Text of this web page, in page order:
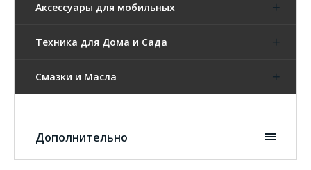
Аксессуары для мобильных
Техника для Дома и Сада
Смазки и Масла
Дополнительно